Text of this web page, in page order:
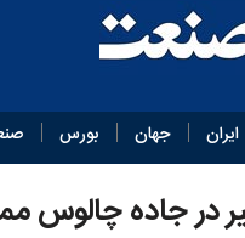
ایران جهان بورس
در جاده